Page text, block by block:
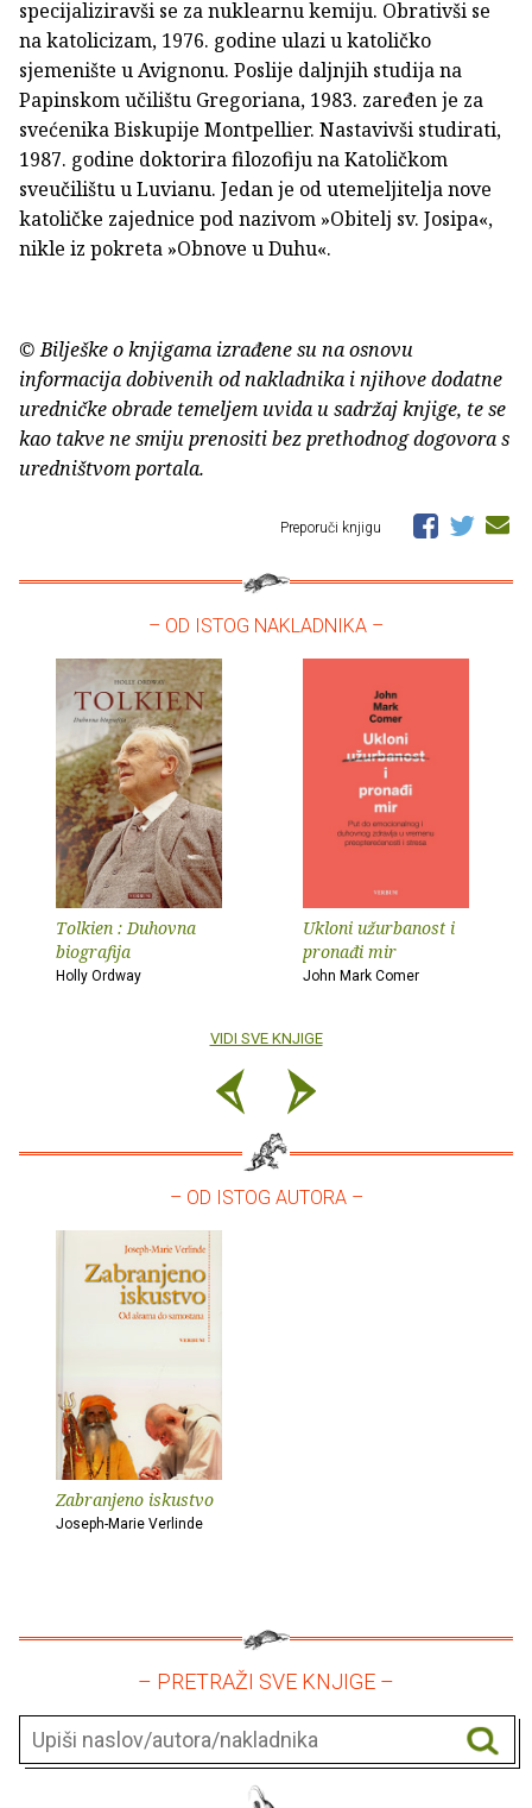
specijaliziravši se za nuklearnu kemiju. Obrativši se
na katolicizam, 1976. godine ulazi u katoličko
sjemenište u Avignonu. Poslije daljnjih studija na
Papinskom učilištu Gregoriana, 1983. zaređen je za
svećenika Biskupije Montpellier. Nastavivši studirati,
1987. godine doktorira filozofiju na Katoličkom
sveučilištu u Luvianu. Jedan je od utemeljitelja nove
katoličke zajednice pod nazivom »Obitelj sv. Josipa«,
nikle iz pokreta »Obnove u Duhu«.
© Bilješke o knjigama izrađene su na osnovu
informacija dobivenih od nakladnika i njihove dodatne
uredničke obrade temeljem uvida u sadržaj knjige, te se
kao takve ne smiju prenositi bez prethodnog dogovora s
uredništvom portala.
Preporuči knjigu
– OD ISTOG NAKLADNIKA –
Tolkien : Duhovna
biografija
Holly Ordway
Ukloni užurbanost i
pronađi mir
John Mark Comer
VIDI SVE KNJIGE
– OD ISTOG AUTORA –
Zabranjeno iskustvo
Joseph-Marie Verlinde
– PRETRAŽI SVE KNJIGE –